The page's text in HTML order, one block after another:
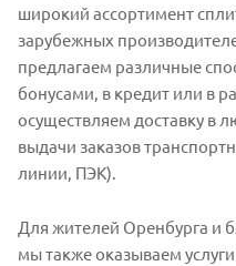
широкий ассортимент
зарубежных
предлагаем различные
бонусами, в кредит или в
осуществляем доставку в
выдачи заказов
линии, ПЭК).
Для жителей Оренбурга и
мы также оказываем